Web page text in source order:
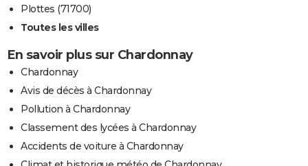
Plottes (71700)
Toutes les villes
En savoir plus sur Chardonnay
Chardonnay
Avis de décès à Chardonnay
Pollution à Chardonnay
Classement des lycées à Chardonnay
Accidents de voiture à Chardonnay